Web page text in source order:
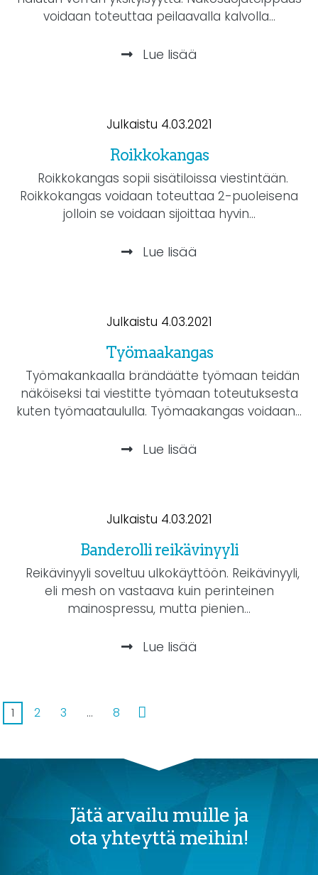
voidaan toteuttaa peilaavalla kalvolla...
Lue lisää
Julkaistu 4.03.2021
Roikkokangas
Roikkokangas sopii sisätiloissa viestintään.
Roikkokangas voidaan toteuttaa 2-puoleisena
jolloin se voidaan sijoittaa hyvin...
Lue lisää
Julkaistu 4.03.2021
Työmaakangas
Työmakankaalla brändäätte työmaan teidän
näköiseksi tai viestitte työmaan toteutuksesta
kuten työmaataululla. Työmaakangas voidaan...
Lue lisää
Julkaistu 4.03.2021
Banderolli reikävinyyli
Reikävinyyli soveltuu ulkokäyttöön. Reikävinyyli,
eli mesh on vastaava kuin perinteinen
mainospressu, mutta pienien...
Lue lisää
1 2 3 … 8
Jätä arvailu muille ja
ota yhteyttä meihin!